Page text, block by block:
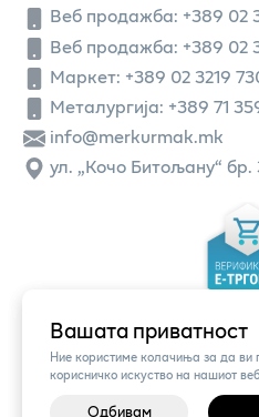
Вашата приватност
Ние користиме колачиња за да ви
корисничко искуство на нашиот
Одбивам
Веб продажба: +389 02
Веб продажба: +389 02
Маркет: +389 02 3219
Металургија: +389 71
info@merkurmak.mk
ул. „Кочо Битољану“ бр.